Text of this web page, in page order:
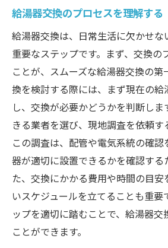
給湯器交換のプロセスを理解する
給湯器交換は、日常生活に欠かせな
重要なステップです。まず、交換の
ことが、スムーズな給湯器交換の第
換を検討する際には、まず現在の給
し、交換が必要かどうかを判断しま
きる業者を選び、現地調査を依頼す
この調査は、配管や電気系統の確
器が適切に設置できるかを確認する
た、交換にかかる費用や時間の目
いスケジュールを立てることも重要
ップを適切に踏むことで、給湯器交
ことができます。